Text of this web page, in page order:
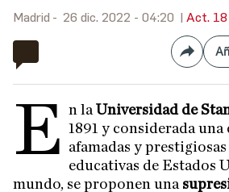
Madrid 26 dic. 2022 - 04:20 Act. 18
E n laUniversidad de
1891 y considerada una
afamadas y
educativas de Estados
mundo, se proponen una